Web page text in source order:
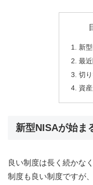
新
最
切
資
新型NISAが始ま
良い制度は長く続かな
制度も良い制度ですが